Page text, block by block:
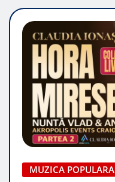
MUZICA POPULARA